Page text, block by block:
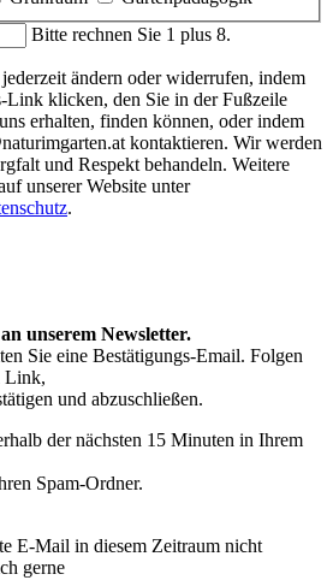
Bitte rechnen Sie 1 plus 8.
ändern oder widerrufen, indem
Link klicken, den Sie in der Fußzeile
erhalten, finden können, oder indem
kontaktieren. Wir werden
und Respekt behandeln. Weitere
unserer Website unter
.
unserem Newsletter.
Sie eine Bestätigungs-Email. Folgen
Link,
und abzuschließen.
der nächsten 15 Minuten in Ihrem
Spam-Ordner.
E-Mail in diesem Zeitraum nicht
gerne